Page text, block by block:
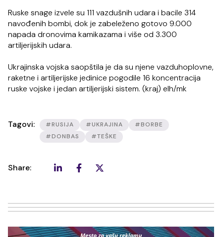
Ruske snage izvele su 111 vazdušnih udara i bacile 314
navođenih bombi, dok je zabeleženo gotovo 9.000
napada dronovima kamikazama i više od 3.300
artiljerijskih udara.
Ukrajinska vojska saopštila je da su njene vazduhoplovne,
raketne i artiljerijske jedinice pogodile 16 koncentracija
ruske vojske i jedan artiljerijski sistem. (kraj) elh/mk
Tagovi: #RUSIJA #UKRAJINA
#BORBE
#DONBAS
#TEŠKE
Share: